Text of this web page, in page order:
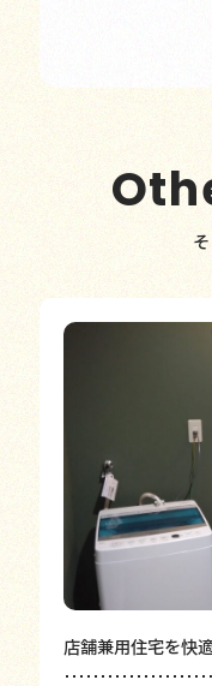
店舗兼用住宅を快